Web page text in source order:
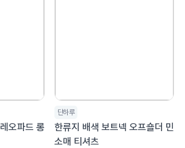
오파드 롱
단하루
한류지 배색 보트넥 오프숄더 민
소매 티셔츠